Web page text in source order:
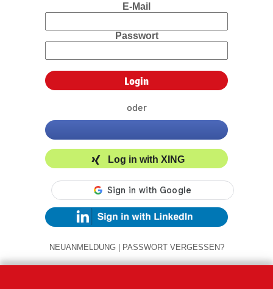
E-Mail
Passwort
oder
Log in with XING
NEUANMELDUNG | PASSWORT VERGESSEN?